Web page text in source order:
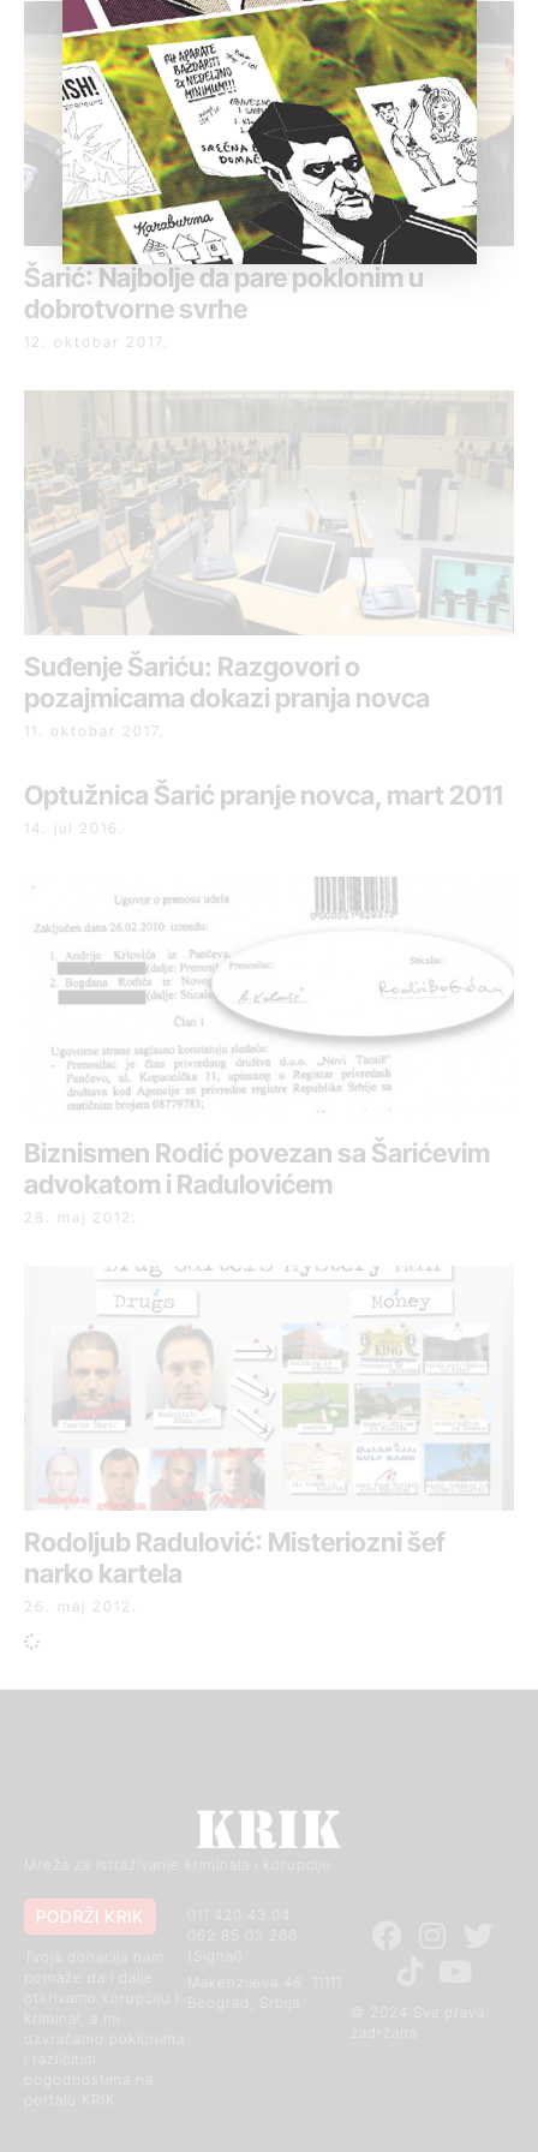
Šarić: Najbolje da pare poklonim u
dobrotvorne svrhe
12. oktobar 2017.
Suđenje Šariću: Razgovori o
pozajmicama dokazi pranja novca
11. oktobar 2017.
Optužnica Šarić pranje novca, mart 2011
14. jul 2016.
Biznismen Rodić povezan sa Šarićevim
advokatom i Radulovićem
28. maj 2012.
Rodoljub Radulović: Misteriozni šef
narko kartela
26. maj 2012.
Mreža za istraživanje kriminala i korupcije
© 2024 Sva prava
011 420 43 04
Makenzijeva 46, 11111
PODRŽI KRIK
otkrivamo korupciju i
kriminal, a mi
uzvraćamo poklonima
i različitim
pogodnostima na
portalu KRIK.